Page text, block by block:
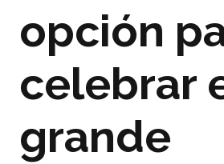
opción
celebrar
grande